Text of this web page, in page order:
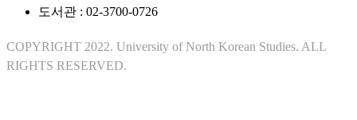
도서관 : 02-3700-0726
COPYRIGHT 2022. University of North Korean Studies. ALL
RIGHTS RESERVED.